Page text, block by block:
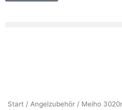
Start / Angelzubehör / Meiho